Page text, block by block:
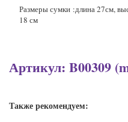
Размеры сумки :длина 27см,
18 см
Артикул: B00309
Также рекомендуем: